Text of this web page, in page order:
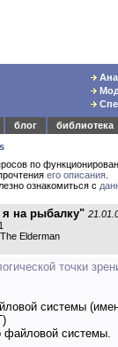
блог
библиотека
по
его описания
ознакомиться с
на рыбалку"
Elderman
точки
системы
файловой системы.